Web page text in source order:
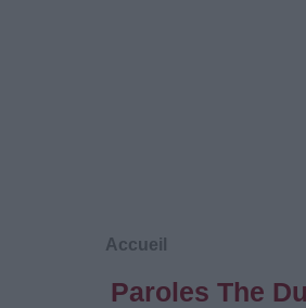
Accueil
Paroles The